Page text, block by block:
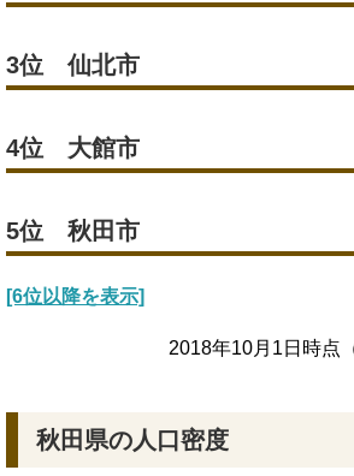
3位 仙北市
4位 大館市
5位 秋田市
[6位以降を表示]
2018年10月1日時点
秋田県の人口密度